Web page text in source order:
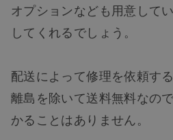
オプションなども用意して
してくれるでしょう。
配送によって修理を依頼す
離島を除いて送料無料なの
かることはありません。